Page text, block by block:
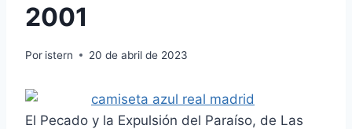
2001
Por istern 20 de abril de 2023
El Pecado y la Expulsión del Paraíso, de Las